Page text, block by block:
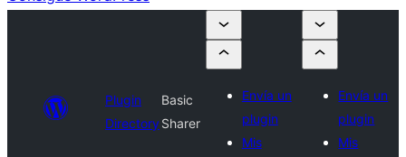
Plugin
Directory
Basic
Sharer
Envía un
plugin
Mis
Envía un
plugin
Mis